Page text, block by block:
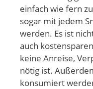
einfach wie fern
sogar mit jedem
werden. Es ist
auch
keine Anreise,
nötig ist.
konsumiert